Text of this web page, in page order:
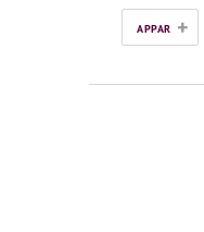
APPAR +